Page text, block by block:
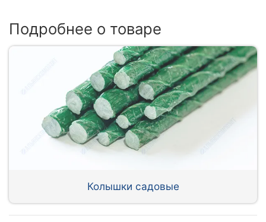
Подробнее о товаре
Колышки садовые